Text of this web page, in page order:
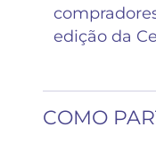
edição da
COMO